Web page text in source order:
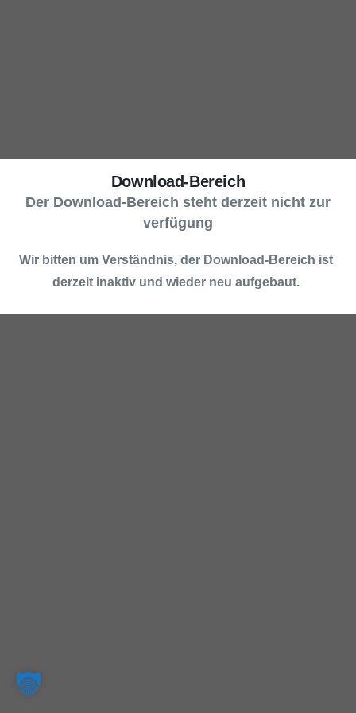
Download-Bereich
Der Download-Bereich steht derzeit nicht zur
verfügung
Wir bitten um Verständnis, der Download-Bereich ist
derzeit inaktiv und wieder neu aufgebaut.